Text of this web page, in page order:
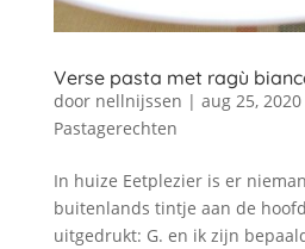
Verse pasta met ragù
door nellnijssen | aug 25, 2020
Pastagerechten
In huize Eetplezier is er
buitenlands tintje aan de
uitgedrukt: G. en ik zijn